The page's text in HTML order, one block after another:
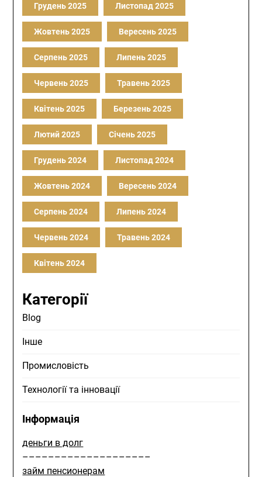
Грудень 2025 Листопад 2025
Жовтень 2025 Вересень 2025
Серпень 2025 Липень 2025
Червень 2025 Травень 2025
Квітень 2025 Березень 2025
Лютий 2025 Січень 2025
Грудень 2024 Листопад 2024
Жовтень 2024 Вересень 2024
Серпень 2024 Липень 2024
Червень 2024 Травень 2024
Квітень 2024
Категорії
Blog
Інше
Промисловість
Технології та інновації
Інформація
деньги в долг
––––––––––––––––––––
займ пенсионерам